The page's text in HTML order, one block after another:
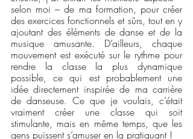
selon moi – de ma formation, pour créer
des exercices fonctionnels et sûrs, tout en y
ajoutant des éléments de danse et de la
musique amusante. D’ailleurs, chaque
mouvement est exécuté sur le rythme pour
rendre la classe la plus dynamique
possible, ce qui est probablement une
idée directement inspirée de ma carrière
de danseuse. Ce que je voulais, c’était
vraiment créer une classe qui soit
stimulante, mais en même temps, que les
gens puissent s’amuser en la pratiquant !